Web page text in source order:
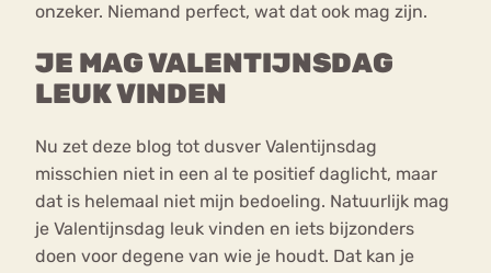
onzeker. Niemand perfect, wat dat ook mag zijn.
JE MAG VALENTIJNSDAG
LEUK VINDEN
Nu zet deze blog tot dusver Valentijnsdag
misschien niet in een al te positief daglicht, maar
dat is helemaal niet mijn bedoeling. Natuurlijk mag
je Valentijnsdag leuk vinden en iets bijzonders
doen voor degene van wie je houdt. Dat kan je